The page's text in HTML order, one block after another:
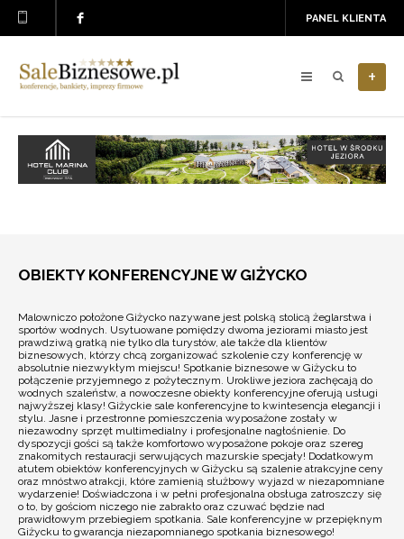
PANEL KLIENTA
+
OBIEKTY KONFERENCYJNE W GIŻYCKO
Malowniczo położone Giżycko nazywane jest polską stolicą żeglarstwa i
sportów wodnych. Usytuowane pomiędzy dwoma jeziorami miasto jest
prawdziwą gratką nie tylko dla turystów, ale także dla klientów
biznesowych, którzy chcą zorganizować szkolenie czy konferencję w
absolutnie niezwykłym miejscu! Spotkanie biznesowe w Giżycku to
połączenie przyjemnego z pożytecznym. Urokliwe jeziora zachęcają do
wodnych szaleństw, a nowoczesne obiekty konferencyjne oferują usługi
najwyższej klasy! Giżyckie sale konferencyjne to kwintesencja elegancji i
stylu. Jasne i przestronne pomieszczenia wyposażone zostały w
niezawodny sprzęt multimedialny i profesjonalne nagłośnienie. Do
dyspozycji gości są także komfortowo wyposażone pokoje oraz szereg
znakomitych restauracji serwujących mazurskie specjały! Dodatkowym
atutem obiektów konferencyjnych w Giżycku są szalenie atrakcyjne ceny
oraz mnóstwo atrakcji, które zamienią służbowy wyjazd w niezapomniane
wydarzenie! Doświadczona i w pełni profesjonalna obsługa zatroszczy się
o to, by gościom niczego nie zabrakło oraz czuwać będzie nad
prawidłowym przebiegiem spotkania. Sale konferencyjne w przepięknym
Giżycku to gwarancja niezapomnianego spotkania biznesowego!